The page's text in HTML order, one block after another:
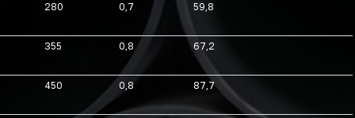
280 0,7 59,8
355 0,8 67,2
450 0,8 87,7